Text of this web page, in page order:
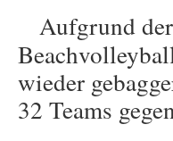
Aufgrund
wieder
32 Teams